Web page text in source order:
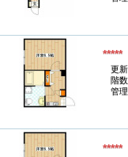
*****
更新
階
管
*****